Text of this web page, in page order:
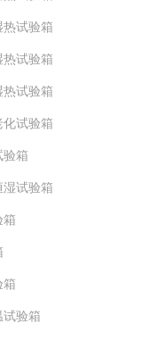
试验箱
热试验箱
试验箱
化试验箱
验箱
试验箱
箱
箱
试验箱